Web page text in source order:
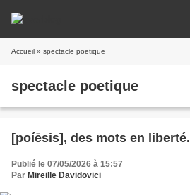
Accueil » spectacle poetique
spectacle poetique
[poíēsis], des mots en liberté.
Publié le 07/05/2026 à 15:57
Par Mireille Davidovici